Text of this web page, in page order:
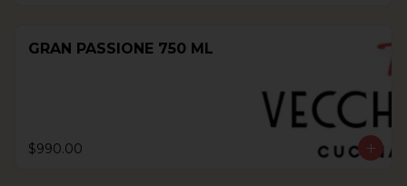
GRAN PASSIONE 750 ML
$990.00